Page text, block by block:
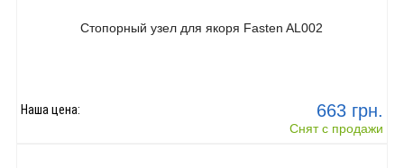
Стопорный узел для якоря Fasten AL002
663 грн.
Наша цена:
Снят с продажи